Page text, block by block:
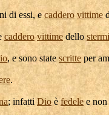
di essi, ecaddero vittime
caddero vittime dello
, e sono statescritteper
.
; infatti Dioè fedele e non